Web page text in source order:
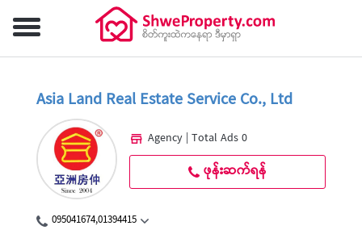
Asia Land Real Estate Service Co., Ltd
095041674,01394415
Agency | Total Ads 0
ဖုန်းဆက်ရန်